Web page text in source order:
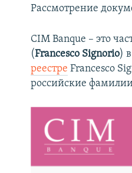
Рассмотрение
CIM Banque – это
(Francesco Signorio)
реестре Francesco
российские